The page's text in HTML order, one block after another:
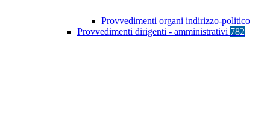
Provvedimenti organi indirizzo-politico
Provvedimenti dirigenti - amministrativi 782